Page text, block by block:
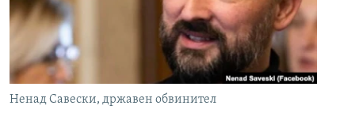
Ненад Савески, државен обвинител